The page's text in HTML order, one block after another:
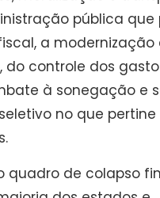
pública que
a modernização
controle dos
à sonegação e
no que pertine
quadro de colapso